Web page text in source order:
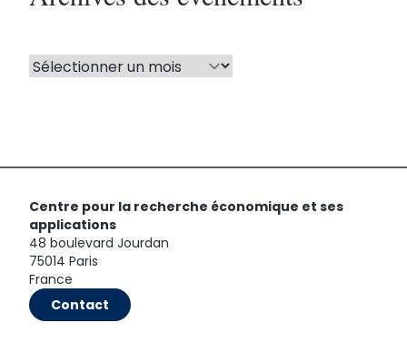
Centre pour la recherche économique et ses
applications
48 boulevard Jourdan
75014 Paris
France
Contact